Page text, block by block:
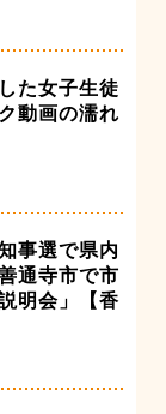
た女子生徒
動画の濡れ
事選で県内
通寺市で市
明会」【香